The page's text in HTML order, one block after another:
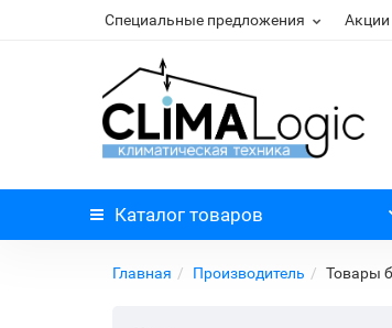
Специальные предложения Акции
Каталог товаров
Главная Производитель Товары